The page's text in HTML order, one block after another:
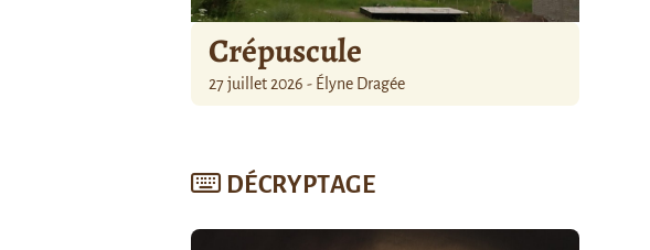
Crépuscule
27 juillet 2026 - Élyne Dragée
DÉCRYPTAGE